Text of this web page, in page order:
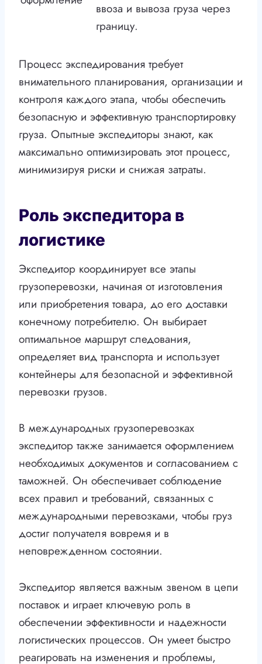
ввоза и вывоза груза через
границу.
Процесс экспедирования требует
внимательного планирования, организации и
контроля каждого этапа, чтобы обеспечить
безопасную и эффективную транспортировку
груза. Опытные экспедиторы знают, как
максимально оптимизировать этот процесс,
минимизируя риски и снижая затраты.
Роль экспедитора в
логистике
Экспедитор координирует все этапы
грузоперевозки, начиная от изготовления
или приобретения товара, до его доставки
конечному потребителю. Он выбирает
оптимальное маршрут следования,
определяет вид транспорта и использует
контейнеры для безопасной и эффективной
перевозки грузов.
В международных грузоперевозках
экспедитор также занимается оформлением
необходимых документов и согласованием с
таможней. Он обеспечивает соблюдение
всех правил и требований, связанных с
международными перевозками, чтобы груз
достиг получателя вовремя и в
неповрежденном состоянии.
Экспедитор является важным звеном в цепи
поставок и играет ключевую роль в
обеспечении эффективности и надежности
логистических процессов. Он умеет быстро
реагировать на изменения и проблемы,